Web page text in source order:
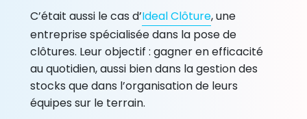
C’était aussi le cas d’Ideal Clôture, une
entreprise spécialisée dans la pose de
clôtures. Leur objectif : gagner en efficacité
au quotidien, aussi bien dans la gestion des
stocks que dans l’organisation de leurs
équipes sur le terrain.